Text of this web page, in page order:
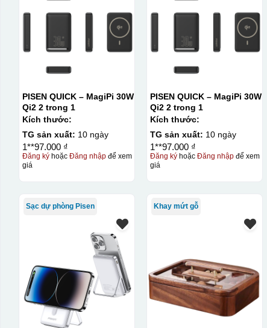
PISEN QUICK – MagiPi 30W
Qi2 2 trong 1
Kích thước:
TG sản xuất: 10 ngày
1**97.000 ₫
Đăng kýhoặc Đăng nhậpđể xem
giá
PISEN QUICK – MagiPi 30W
Qi2 2 trong 1
Kích thước:
TG sản xuất: 10 ngày
1**97.000 ₫
Đăng ký hoặcĐăng nhập để xem
giá
Sạc dự phòng Pisen Khay mứt gỗ